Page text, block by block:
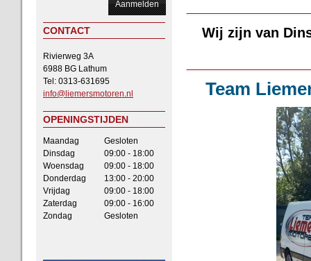
CONTACT
Rivierweg 3A
6988 BG Lathum
Tel: 0313-631695
info@liemersmotoren.nl
OPENINGSTIJDEN
Maandag
Gesloten
Dinsdag
09:00 - 18:00
Woensdag
09:00 - 18:00
Donderdag
13:00 - 20:00
Vrijdag
09:00 - 18:00
Zaterdag
09:00 - 16:00
Zondag
Gesloten
Wij zijn van
Team